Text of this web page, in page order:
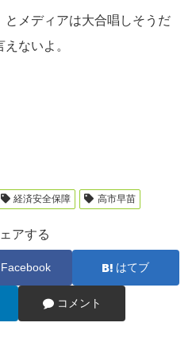
とメディアは大合唱しそうだ
ないよ。
経済安全保障 高市早苗
アする
Facebook はてブ
コメント